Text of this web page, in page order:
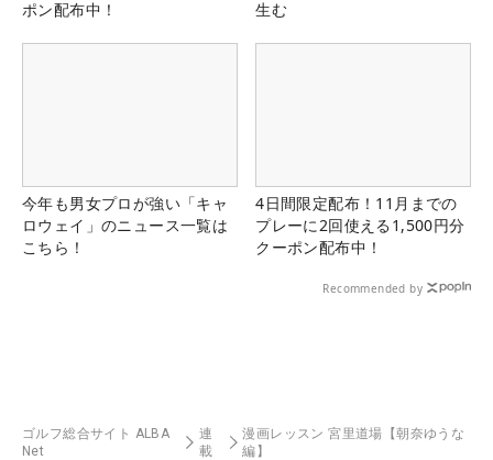
ポン配布中！
生む
今年も男女プロが強い「キャ
ロウェイ」のニュース一覧は
こちら！
4日間限定配布！11月までの
プレーに2回使える1,500円分
クーポン配布中！
Recommended by
ゴルフ総合サイト ALBA
Net
連
載
漫画レッスン 宮里道場【朝奈ゆうな
編】